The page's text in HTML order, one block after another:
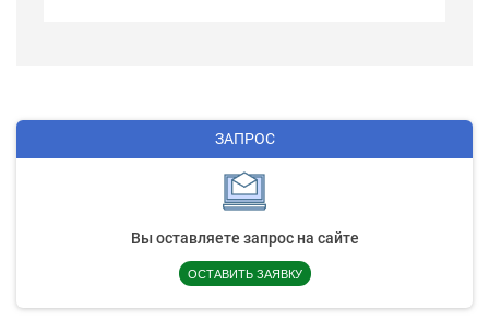
ЗАПРОС
Вы оставляете запрос на сайте
ОСТАВИТЬ ЗАЯВКУ